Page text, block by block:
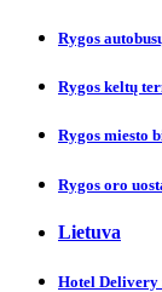
Rygos
Rygos keltų
Rygos miesto
Rygos oro
Lietuva
Hotel Delivery